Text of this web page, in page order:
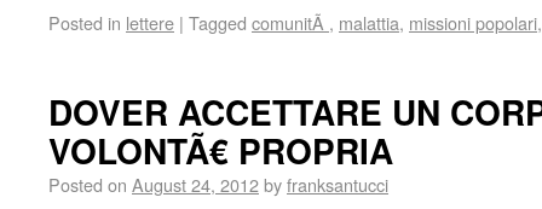
Posted in lettere | Tagged comunitÃ , malattia, missioni popolari
DOVER ACCETTARE UN
VOLONTÃ€ PROPRIA
Posted on August 24, 2012byfranksantucci